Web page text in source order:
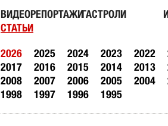
ВИДЕОРЕПОРТАЖИГАСТРОЛИ
СТАТЬИ
2026 2025 2024 2023 2022
2017
2016 2015 2014 2013
2008
2007 2006 2005 2004
1998
1997 1996 1995